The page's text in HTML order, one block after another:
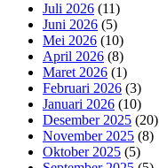
Juli 2026 (11)
Juni 2026 (5)
Mei 2026 (10)
April 2026 (8)
Maret 2026 (1)
Februari 2026 (3)
Januari 2026 (10)
Desember 2025 (20)
November 2025 (8)
Oktober 2025 (5)